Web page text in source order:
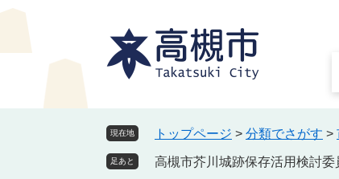
ペ
メ
現在地 トップページ > 分類でさがす >
足あと 高槻市芥川城跡保存活用検討委